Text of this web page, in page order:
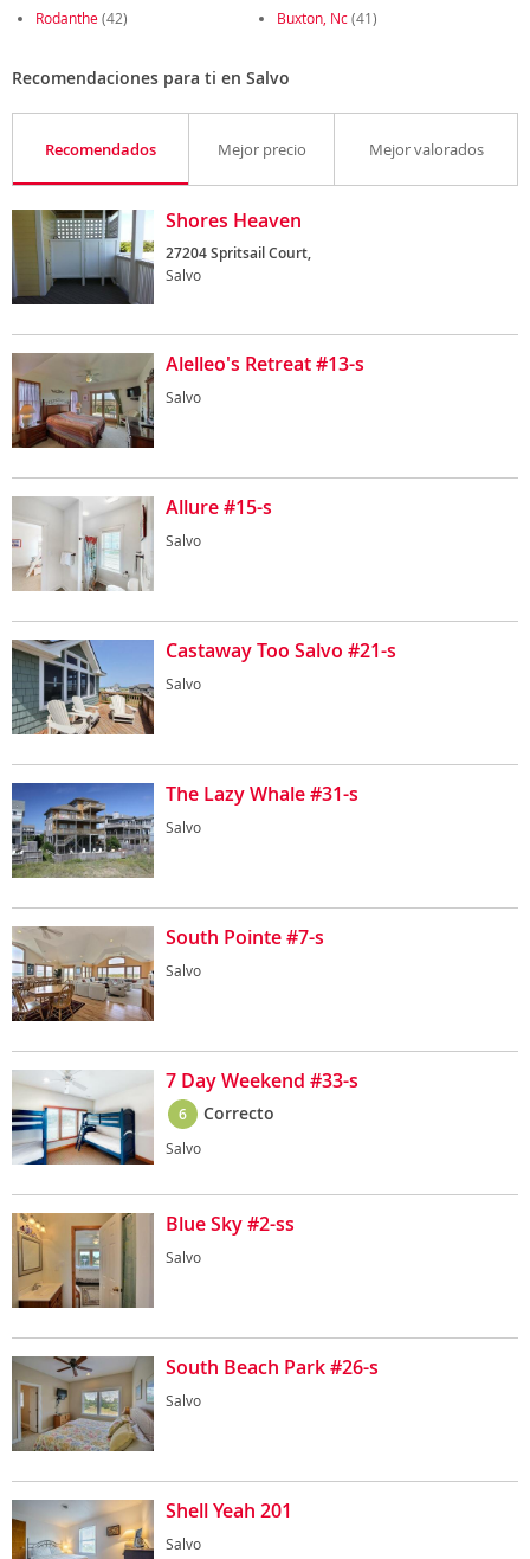
Rodanthe(42) Buxton, Nc(41)
Recomendaciones para ti en Salvo
Recomendados Mejor precio Mejor valorados
Shores Heaven
27204 Spritsail Court,
Salvo
Alelleo's Retreat #13-s
Salvo
Allure #15-s
Salvo
Castaway Too Salvo #21-s
Salvo
The Lazy Whale #31-s
Salvo
South Pointe #7-s
Salvo
7 Day Weekend #33-s
6 Correcto
Salvo
Blue Sky #2-ss
Salvo
South Beach Park #26-s
Salvo
Shell Yeah 201
Salvo